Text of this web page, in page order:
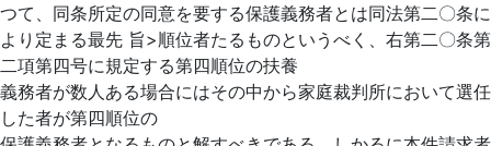
つて、同条所定の同意を要する保護義務者とは同法第二〇条に
より定まる最先 旨>順位者たるものというべく、右第二〇条第
二項第四号に規定する第四順位の扶養
義務者が数人ある場合にはその中から家庭裁判所において選任
した者が第四順位の